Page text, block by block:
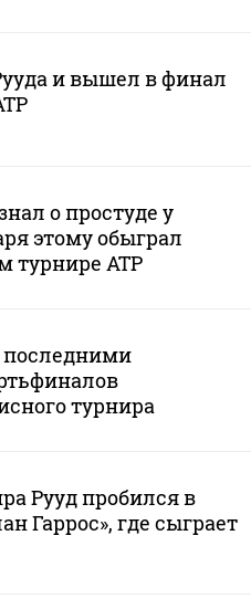
и вышел в финал
о простуде у
этому обыграл
турнире ATP
последними
турнира
Рууд пробился в
Гаррос», где сыграет